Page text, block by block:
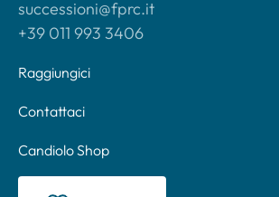
successioni@fprc.it
+39 011 993 3406
Raggiungici
Contattaci
Candiolo Shop